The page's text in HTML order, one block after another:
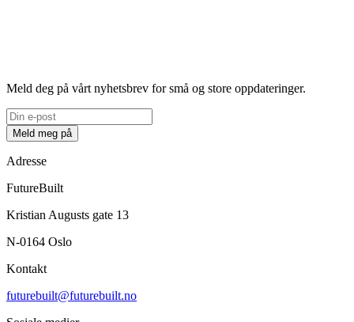
Meld deg på vårt nyhetsbrev for små og store oppdateringer.
Meld meg på
Adresse
FutureBuilt
Kristian Augusts gate 13
N-0164 Oslo
Kontakt
futurebuilt@futurebuilt.no